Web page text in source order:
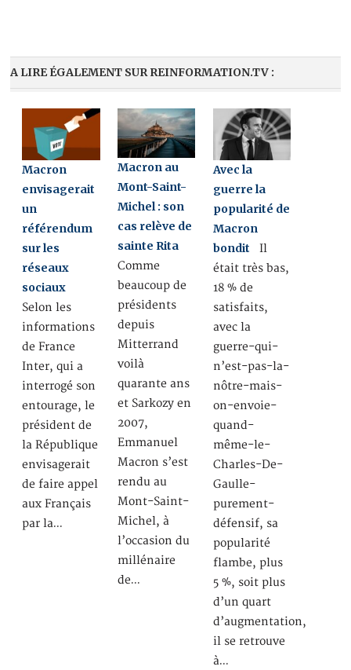
A LIRE ÉGALEMENT SUR REINFORMATION.TV :
Macron
envisagerait
un
référendum
sur les
réseaux
sociaux
Selon les
informations
de France
Inter, qui a
interrogé son
entourage, le
président de
la République
envisagerait
de faire appel
aux Français
par la…
Macron au
Mont-Saint-
Michel : son
cas relève de
sainte Rita
Comme
beaucoup de
présidents
depuis
Mitterrand
voilà
quarante ans
et Sarkozy en
2007,
Emmanuel
Macron s’est
rendu au
Mont-Saint-
Michel, à
l’occasion du
millénaire
de…
Avec la
guerre la
popularité de
Macron
bondit Il
était très bas,
18 % de
satisfaits,
avec la
guerre-qui-
n’est-pas-la-
nôtre-mais-
on-envoie-
quand-
même-le-
Charles-De-
Gaulle-
purement-
défensif, sa
popularité
flambe, plus
5 %, soit plus
d’un quart
d’augmentation,
il se retrouve
à…